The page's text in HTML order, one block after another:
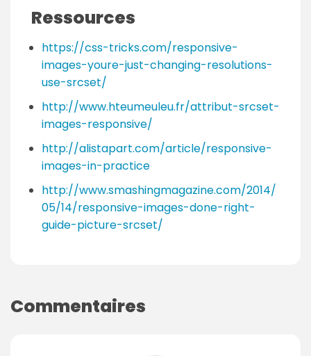
Ressources
https://css-tricks.com/responsive-
images-youre-just-changing-resolutions-
use-srcset/
http://www.hteumeuleu.fr/attribut-srcset-
images-responsive/
http://alistapart.com/article/responsive-
images-in-practice
http://www.smashingmagazine.com/2014/
05/14/responsive-images-done-right-
guide-picture-srcset/
Commentaires